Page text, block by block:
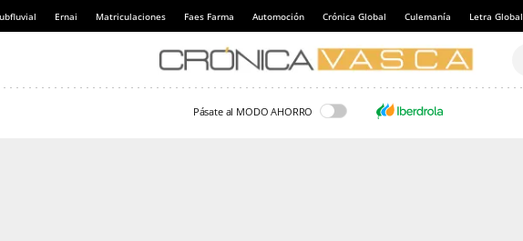
Ernai Matriculaciones Faes Farma Automoción Crónica Global Culemanía Letra Global
Pásate al MODO AHORRO